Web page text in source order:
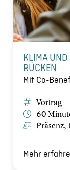
KLIMA
RÜCKEN
Mit Co-
Vortrag
60
Präsenz,
Mehr